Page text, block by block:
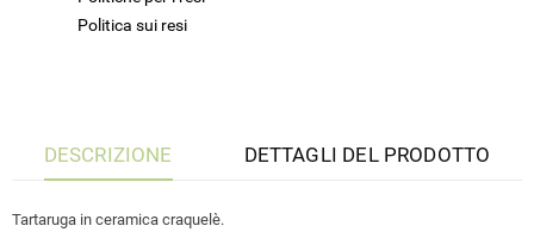
Politica sui resi
DESCRIZIONE DETTAGLI DEL PRODOTTO
Tartaruga in ceramica craquelè.